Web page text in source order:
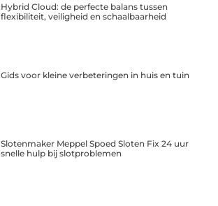
Hybrid Cloud: de perfecte balans tussen
flexibiliteit, veiligheid en schaalbaarheid
Gids voor kleine verbeteringen in huis en tuin
Slotenmaker Meppel Spoed Sloten Fix 24 uur
snelle hulp bij slotproblemen